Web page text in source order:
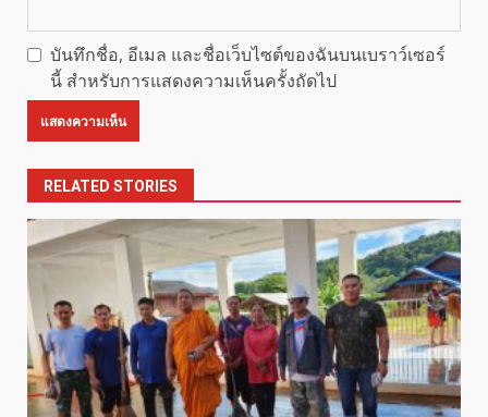
บันทึกชื่อ, อีเมล และชื่อเว็บไซต์ของฉันบนเบราว์เซอร์
นี้ สำหรับการแสดงความเห็นครั้งถัดไป
RELATED STORIES